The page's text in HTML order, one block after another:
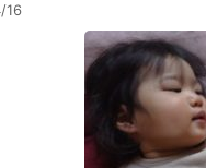
16